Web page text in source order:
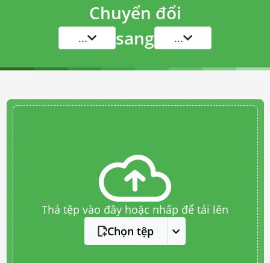
Chuyển đổi
... sang ...
Thả tệp vào đây hoặc nhấp để tải lên
Chọn tệp